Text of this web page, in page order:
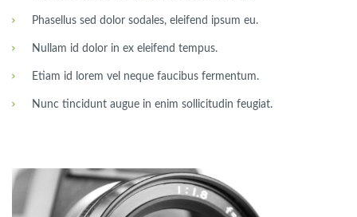
Phasellus sed dolor sodales, eleifend ipsum eu.
Nullam id dolor in ex eleifend tempus.
Etiam id lorem vel neque faucibus fermentum.
Nunc tincidunt augue in enim sollicitudin feugiat.